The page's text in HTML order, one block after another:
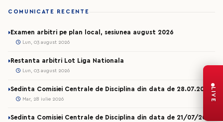
COMUNICATE RECENTE
Examen arbitri pe plan local, sesiunea august 2026
Lun, 03 august 2026
Restanta arbitri Lot Liga Nationala
Lun, 03 august 2026
Sedinta Comisiei Centrale de Disciplina din data de 28.07.2026
Mar, 28 iulie 2026
Sedinta Comisiei Centrale de Disciplina din data de 21/07/2026
LIVE